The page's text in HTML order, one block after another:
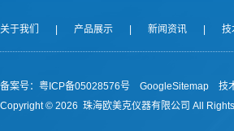
关于我们 产品展示 新闻资讯 技
备案号： 粤ICP备05028576号 GoogleSitemap 技
Copyright © 2026 珠海欧美克仪器有限公司 All